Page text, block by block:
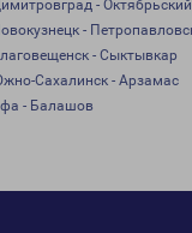
- Октябрьский
-
- Сыктывкар
Сахалинск - Арзамас
- Балашов